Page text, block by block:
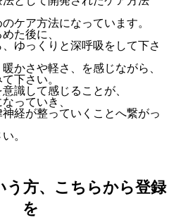
ケア方法になっています。
た後に、
ゆっくりと深呼吸をして下さ
かさや軽さ、を感じながら、
下さい。
識して感じることが、
っていき、
経が整っていくことへ繋がっ
。
う方、こちらから登録
を